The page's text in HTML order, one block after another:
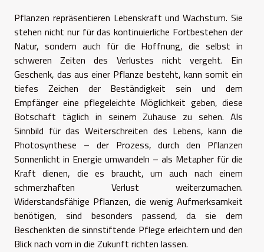
Pflanzen repräsentieren Lebenskraft und Wachstum. Sie
stehen nicht nur für das kontinuierliche Fortbestehen der
Natur, sondern auch für die Hoffnung, die selbst in
schweren Zeiten des Verlustes nicht vergeht. Ein
Geschenk, das aus einer Pflanze besteht, kann somit ein
tiefes Zeichen der Beständigkeit sein und dem
Empfänger eine pflegeleichte Möglichkeit geben, diese
Botschaft täglich in seinem Zuhause zu sehen. Als
Sinnbild für das Weiterschreiten des Lebens, kann die
Photosynthese – der Prozess, durch den Pflanzen
Sonnenlicht in Energie umwandeln – als Metapher für die
Kraft dienen, die es braucht, um auch nach einem
schmerzhaften Verlust weiterzumachen.
Widerstandsfähige Pflanzen, die wenig Aufmerksamkeit
benötigen, sind besonders passend, da sie dem
Beschenkten die sinnstiftende Pflege erleichtern und den
Blick nach vorn in die Zukunft richten lassen.